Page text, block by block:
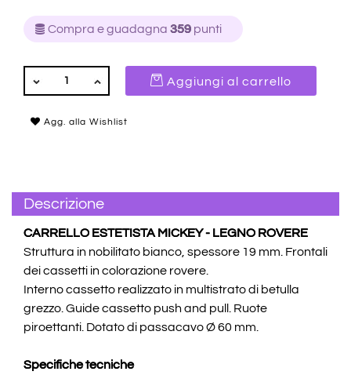
Compra e guadagna 359 punti
QUANTITÀ
Aggiungi al carrello
Agg. alla Wishlist
Descrizione
CARRELLO ESTETISTA MICKEY - LEGNO ROVERE
Struttura in nobilitato bianco, spessore 19 mm. Frontali
dei cassetti in colorazione rovere.
Interno cassetto realizzato in multistrato di betulla
grezzo. Guide cassetto push and pull. Ruote
piroettanti. Dotato di passacavo Ø 60 mm.
Specifiche tecniche